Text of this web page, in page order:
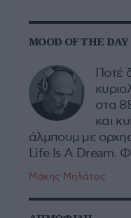
MOOD OF THE DAY
Ποτέ
στα
και
άλμπουμ με
Life Is A Dream.
Μάκης Μηλάτος